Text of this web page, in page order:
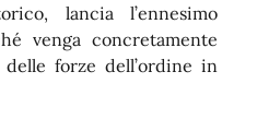
lancia l’ennesimo
venga concretamente
forze dell’ordine in